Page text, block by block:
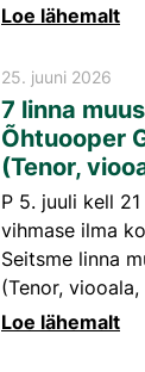
Loe lähemalt
25. juuni 2026
7 linna
Õhtuooper
(Tenor,
P 5. juuli kell
vihmase ilma
Seitsme linna
(Tenor,
Loe lähemalt